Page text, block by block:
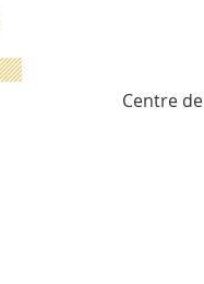
Centre